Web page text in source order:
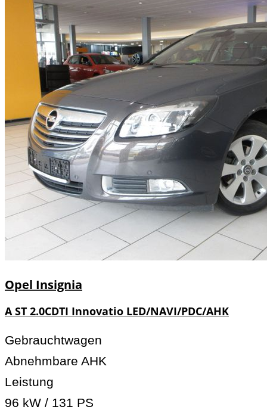
Opel Insignia
A ST 2.0CDTI Innovatio LED/NAVI/PDC/AHK
Gebrauchtwagen
Abnehmbare AHK
Leistung
96 kW / 131 PS